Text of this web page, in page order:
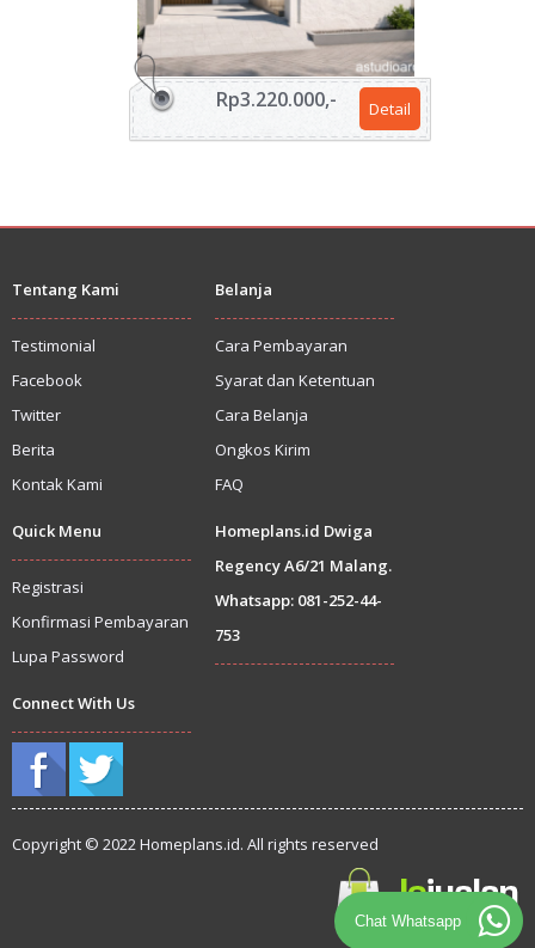
Detail
Rp3.220.000,-
Tentang Kami
Testimonial
Facebook
Twitter
Berita
Kontak Kami
Belanja
Cara Pembayaran
Syarat dan Ketentuan
Cara Belanja
Ongkos Kirim
FAQ
Quick Menu
Registrasi
Konfirmasi Pembayaran
Lupa Password
Homeplans.id Dwiga
Regency A6/21 Malang.
Whatsapp: 081-252-44-
753
Connect With Us
Copyright © 2022 Homeplans.id. All rights reserved
Chat Whatsapp